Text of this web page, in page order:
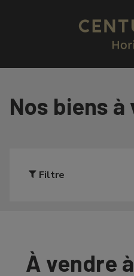
Nos biens à
Filtre
À vendre